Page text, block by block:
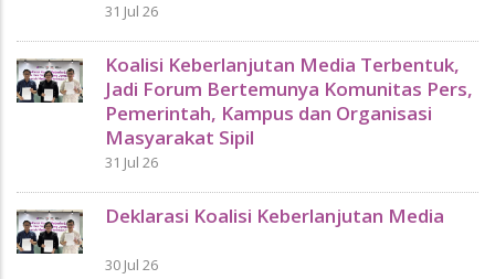
31 Jul 26
Koalisi Keberlanjutan Media Terbentuk,
Jadi Forum Bertemunya Komunitas Pers,
Pemerintah, Kampus dan Organisasi
Masyarakat Sipil
31 Jul 26
Deklarasi Koalisi Keberlanjutan Media
30 Jul 26